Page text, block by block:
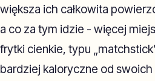
większa ich całkowita
a co za tym idzie - więcej
frytki cienkie, typu
bardziej kaloryczne od